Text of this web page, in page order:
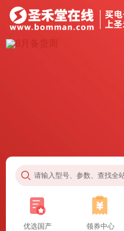
请输入型号、参数、查找全
优选国产 领券中心